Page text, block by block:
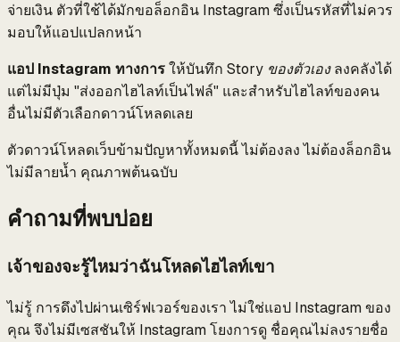
จ่ายเงิน ตัวที่ใช้ได้มักขอล็อกอิน Instagram ซึ่งเป็นรหัสที่ไม่ควร
มอบให้แอปแปลกหน้า
แอป Instagram ทางการให้บันทึก Story ของตัวเองลงคลังได้
แต่ไม่มีปุ่ม "ส่งออกไฮไลท์เป็นไฟล์" และสำหรับไฮไลท์ของคน
อื่นไม่มีตัวเลือกดาวน์โหลดเลย
ตัวดาวน์โหลดเว็บข้ามปัญหาทั้งหมดนี้ ไม่ต้องลง ไม่ต้องล็อกอิน
ไม่มีลายน้ำ คุณภาพต้นฉบับ
คำถามที่พบบ่อย
เจ้าของจะรู้ไหมว่าฉันโหลดไฮไลท์เขา
ไม่รู้ การดึงไปผ่านเซิร์ฟเวอร์ของเรา ไม่ใช่แอป Instagram ของ
คุณ จึงไม่มีเซสชันให้ Instagram โยงการดู ชื่อคุณไม่ลงรายชื่อ